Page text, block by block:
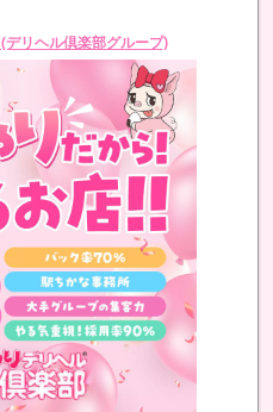
(デリヘル倶楽部グループ)